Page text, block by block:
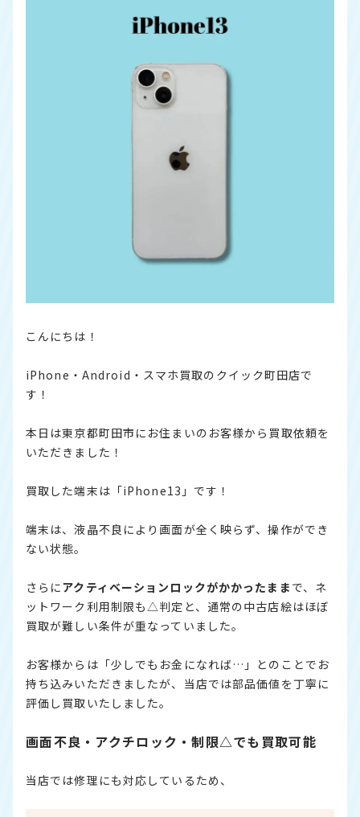
こんにちは！
iPhone・Android・スマホ買取のクイック町田店で
す！
本日は東京都町田市にお住まいのお客様から買取依頼を
いただきました！
買取した端末は「iPhone13」です！
端末は、液晶不良により画面が全く映らず、操作ができ
ない状態。
さらにアクティベーションロックがかかったまま で、ネ
ットワーク利用制限も△判定と、通常の中古店絵はほぼ
買取が難しい条件が重なっていました。
お客様からは「少しでもお金になれば…」とのことでお
持ち込みいただきましたが、当店では部品価値を丁寧に
評価し買取いたしました。
画面不良・アクチロック・制限△でも買取可能
当店では修理にも対応しているため、